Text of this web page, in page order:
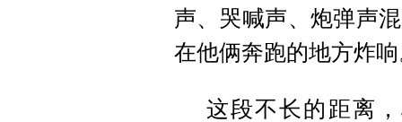
声、哭喊声、炮弹声
在他俩奔跑的地方炸
这段不长的距离